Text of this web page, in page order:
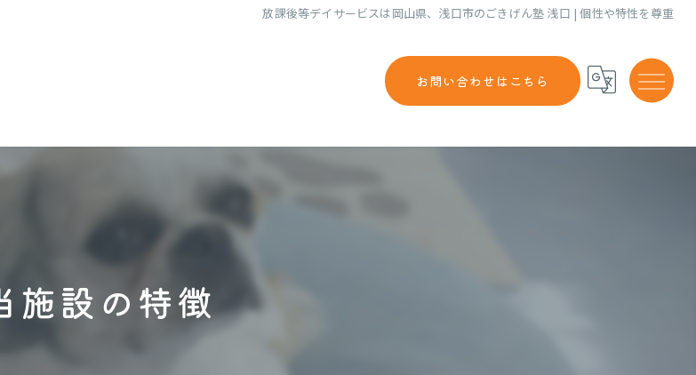
放課後等デイサービスは岡山県、浅口市のごきげん塾 浅口 | 個性や特性を尊重
お問い合わせはこちら
施設の特徴